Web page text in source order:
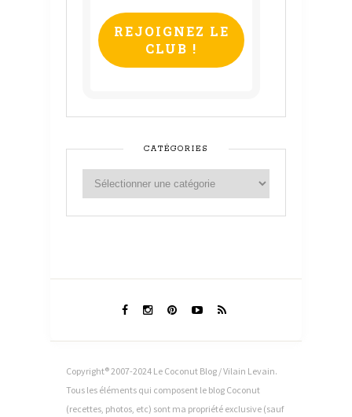
*
CATÉGORIES
Copyright® 2007-2024 Le Coconut Blog / Vilain Levain.
Tous les éléments qui composent le blog Coconut
(recettes, photos, etc) sont ma propriété exclusive (sauf